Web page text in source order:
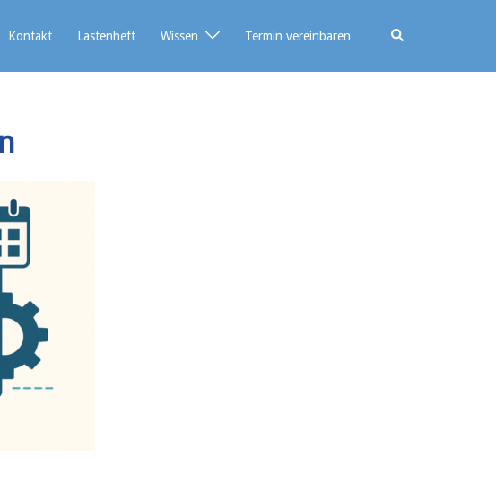
Kontakt Lastenheft Wissen Termin vereinbaren